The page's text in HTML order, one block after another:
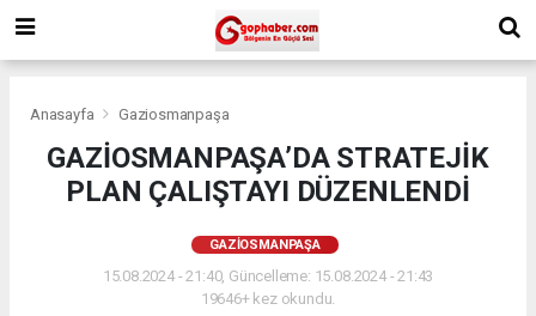
Anasayfa Gaziosmanpaşa
GAZİOSMANPAŞA’DA STRATEJİK
PLAN ÇALIŞTAYI DÜZENLENDİ
GAZIOSMANPAŞA
15.08.2024 - 21:40, Güncelleme: 15.08.2024 - 21:43
19646+ kez okundu.